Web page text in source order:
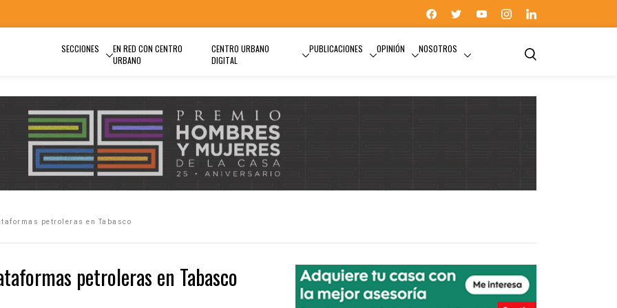
SECCIONES
EN RED CON CENTRO
URBANO
CENTRO URBANO
DIGITAL
PUBLICACIONES OPINIÓN NOSOTROS
petroleras en Tabasco
petroleras en Tabasco